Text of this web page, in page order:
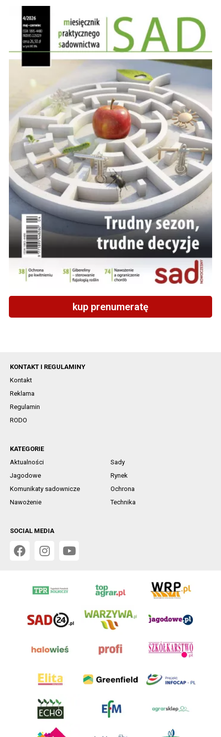
kup prenumeratę
KONTAKT I REGULAMINY
Kontakt
Reklama
Regulamin
RODO
KATEGORIE
Aktualności
Sady
Jagodowe
Rynek
Komunikaty sadownicze
Ochrona
Nawożenie
Technika
SOCIAL MEDIA